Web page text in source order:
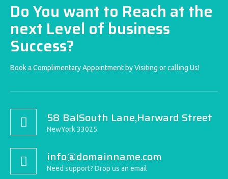
Do You want to Reach at the
next Level of business
Success?
Book a Complimentary Appointment by Visiting or calling Us!
58 BalSouth Lane,Harward Street
NewYork 33025
info@domainname.com
Need support? Drop us an email